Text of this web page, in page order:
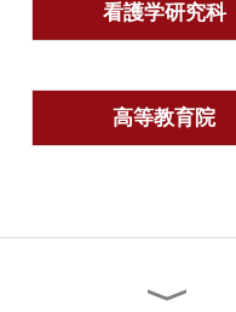
看護学研究科
高等教育院